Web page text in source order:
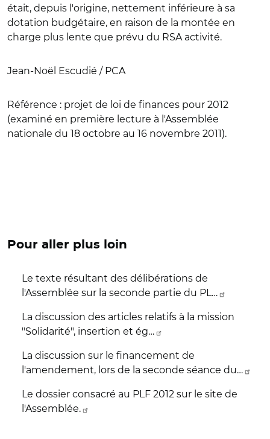
était, depuis l'origine, nettement inférieure à sa
dotation budgétaire, en raison de la montée en
charge plus lente que prévu du RSA activité.
Jean-Noël Escudié / PCA
Référence : projet de loi de finances pour 2012
(examiné en première lecture à l'Assemblée
nationale du 18 octobre au 16 novembre 2011).
Pour aller plus loin
Le texte résultant des délibérations de
l'Assemblée sur la seconde partie du PL…
La discussion des articles relatifs à la mission
"Solidarité", insertion et ég…
La discussion sur le financement de
l'amendement, lors de la seconde séance du…
Le dossier consacré au PLF 2012 sur le site de
l'Assemblée.